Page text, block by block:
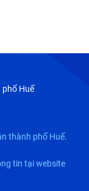
phố Huế
thành phố Huế.
tin tại website